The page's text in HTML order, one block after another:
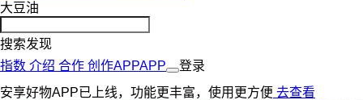
大豆油
搜索发现
指数 介绍 合作 创作APPAPP
登录
安享好物APP已上线，功能更丰富，使用更方便 去查看